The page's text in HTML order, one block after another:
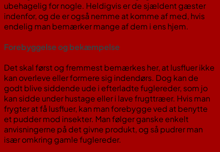
ubehagelig for nogle. Heldigvis er de sjældent gæster
indenfor, og de er også nemme at komme af med, hvis
endelig man bemærker mange af dem i ens hjem.
Forebyggelse og bekæmpelse
Det skal først og fremmest bemærkes her, at lusfluer ikke
kan overleve eller formere sig indendørs. Dog kan de
godt blive siddende ude i efterladte fuglereder, som jo
kan sidde under hustage eller i lave frugttræer. Hvis man
frygter at få lusfluer, kan man forebygge ved at benytte
et pudder mod insekter. Man følger ganske enkelt
anvisningerne på det givne produkt, og så pudrer man
især omkring gamle fuglereder.